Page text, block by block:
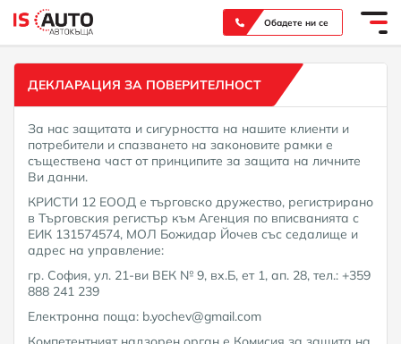
Обадете ни се
ДЕКЛАРАЦИЯ ЗА ПОВЕРИТЕЛНОСТ
За нас защитата и сигурността на нашите клиенти и
потребители и спазването на законовите рамки е
съществена част от принципите за защита на личните
Ви данни.
КРИСТИ 12 ЕООД е търговско дружество, регистрирано
в Tърговския регистър към Агенция по вписванията с
ЕИК 131574574, МОЛ Божидар Йочев със седалище и
адрес на управление:
гр. София, ул. 21-ви ВЕК № 9, вх.Б, ет 1, ап. 28, тел.: +359
888 241 239
Електронна поща: b.yochev@gmail.com